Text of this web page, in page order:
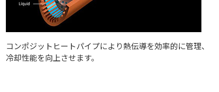
コンポジットヒートパイプにより熱伝導を効率的に管理、
冷却性能を向上させます。